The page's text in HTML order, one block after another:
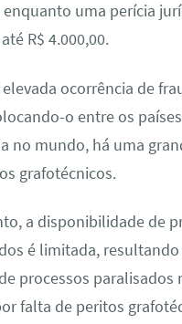
enquanto uma perícia
R$ 4.000,00.
elevada ocorrência de
o entre os
no mundo, há uma
grafotécnicos.
a disponibilidade de
é limitada,
processos paralisados
falta de peritos